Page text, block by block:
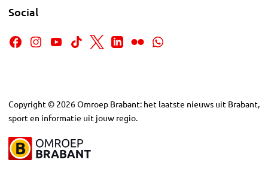
Social
Copyright © 2026Omroep Brabant: het laatste nieuws uit Brabant,
sport en informatie uit jouw regio.